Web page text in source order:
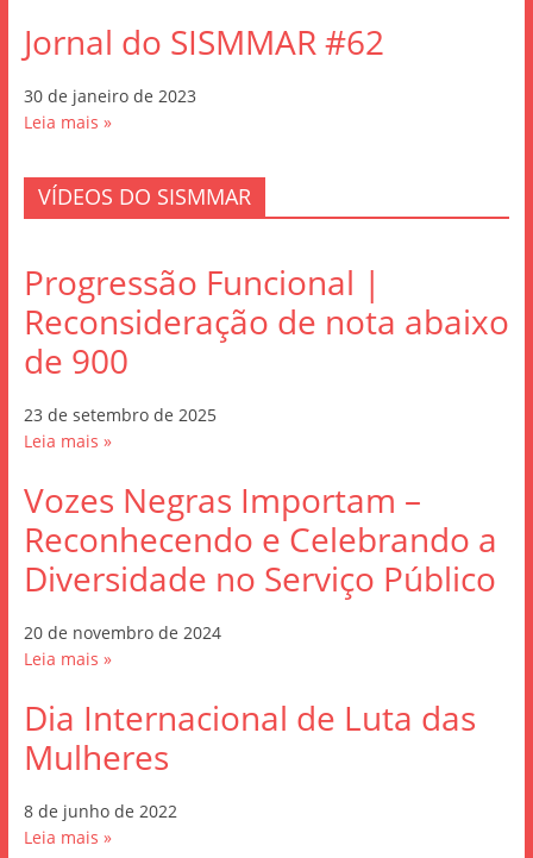
Jornal do SISMMAR #62
30 de janeiro de 2023
Leia mais »
VÍDEOS DO SISMMAR
Progressão Funcional |
Reconsideração de nota abaixo
de 900
23 de setembro de 2025
Leia mais »
Vozes Negras Importam –
Reconhecendo e Celebrando a
Diversidade no Serviço Público
20 de novembro de 2024
Leia mais »
Dia Internacional de Luta das
Mulheres
8 de junho de 2022
Leia mais »